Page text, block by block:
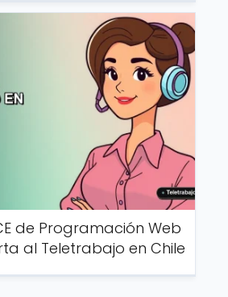
de Programación Web
al Teletrabajo en Chile